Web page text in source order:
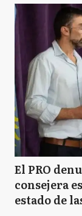
El PRO
consejera
estado de